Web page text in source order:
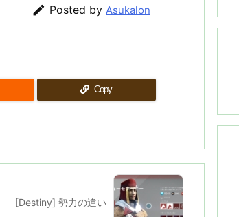
 Posted by Asukalon
Copy
[Destiny] 勢力の違い